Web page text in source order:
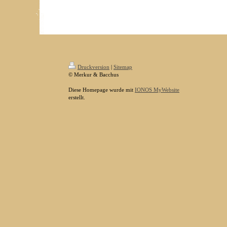
Druckversion | Sitemap
© Merkur & Bacchus
Diese Homepage wurde mit IONOS MyWebsite
erstellt.